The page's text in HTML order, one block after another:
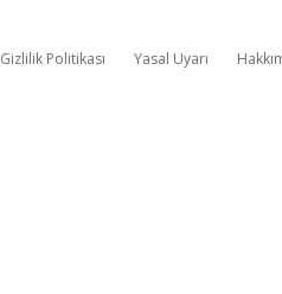
Gizlilik Politikası Yasal Uyarı